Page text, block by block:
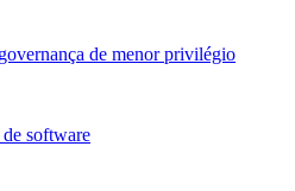
de menor privilégio
de software